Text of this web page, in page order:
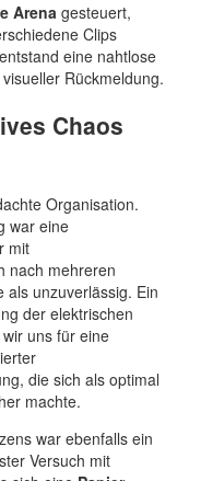
Arenagesteuert,
Clips
eine nahtlose
Rückmeldung.
Chaos
Organisation.
war eine
mit
nach mehreren
als unzuverlässig. Ein
der elektrischen
uns für eine
die sich als optimal
machte.
war ebenfalls ein
Versuch mit